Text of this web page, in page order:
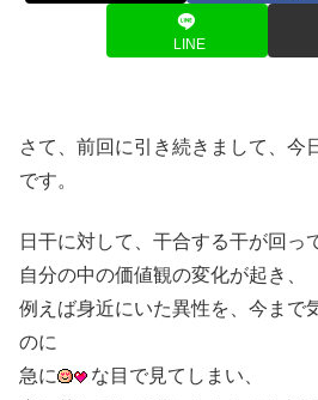
LINE
さて、前回に引き続きまして、今
です。
日干に対して、干合する干が回っ
自分の中の価値観の変化が起き、
例えば身近にいた異性を、今まで
のに
急に
な目で見てしまい、